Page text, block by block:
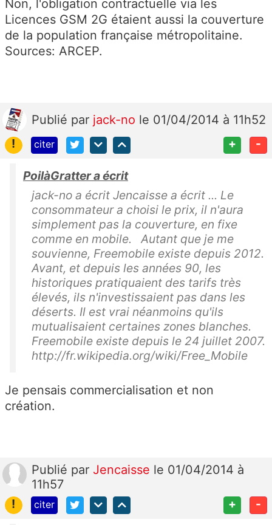
Non, l'obligation contractuelle via les
Licences GSM 2G étaient aussi la couverture
de la population française métropolitaine.
Sources: ARCEP.
Publié par jack-no le 01/04/2014 à 11h52
!
citer + -
PoilàGratter a écrit
jack-no a écrit Jencaisse a écrit ... Le
consommateur a choisi le prix, il n'aura
simplement pas la couverture, en fixe
comme en mobile. Autant que je me
souvienne, Freemobile existe depuis 2012.
Avant, et depuis les années 90, les
historiques pratiquaient des tarifs très
élevés, ils n'investissaient pas dans les
déserts. Il est vrai néanmoins qu'ils
mutualisaient certaines zones blanches.
Freemobile existe depuis le 24 juillet 2007.
http://fr.wikipedia.org/wiki/Free_Mobile
Je pensais commercialisation et non
création.
Publié par Jencaisse le 01/04/2014 à
11h57
!
citer + -